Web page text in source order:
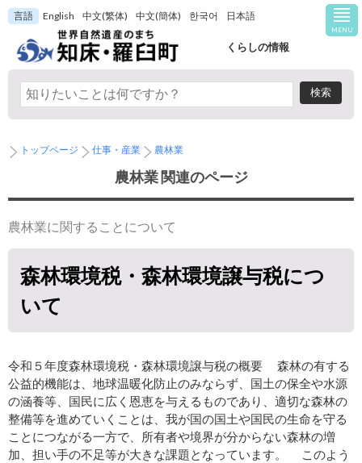
言語 English 中文(繁体) 中文(簡体) 한국어 日本語
くらしの情報
トップページ 仕事・産業 農林業
農林業 関連のページ
農林業に関することについて
森林環境税・森林環境譲与税につ
いて
令和５年度森林環境税・森林環境譲与税の概要 森林の有する
公益的機能は、地球温暖化防止のみならず、国土の保全や水源
の涵養等、国民に広く恩恵を与えるものであり、適切な森林の
整備等を進めていくことは、我が国の国土や国民の生命を守る
ことにつながる一方で、所有者や境界が分からない森林の増
加、担い手の不足等が大きな課題となっています。 このよう
MENU